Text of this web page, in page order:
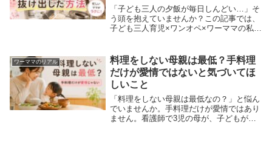
「子ども三人の夕飯が毎日しんどい…」そ
う頭を抱えていませんか？この記事では、
子ども三人育児×ワンオペ×ワーママの私
て心がラクになるまでのリアルな体験をお
話しします。
ワーママのリアル
料理をしない母親は最低？手料理
だけが愛情ではないと気づいてほ
しいこと
「料理をしない母親は最低なの？」と悩ん
でいませんか。手料理だけが愛情ではあり
ません。看護師で3児の母が、子どもが本